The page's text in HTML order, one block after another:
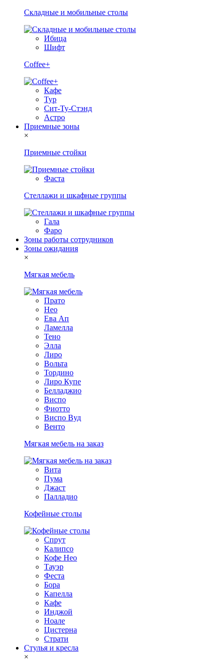
Складные и мобильные столы
Ибица
Шифт
Coffee+
Кафе
Тур
Сит-Ту-Стэнд
Астро
Приемные зоны
×
Приемные стойки
Фаста
Стеллажи и шкафные группы
Гала
Фаро
Зоны работы сотрудников
Зоны ожидания
×
Мягкая мебель
Прато
Нео
Ева Ап
Ламелла
Тено
Элла
Лиро
Вольта
Тордино
Лиро Купе
Белладжио
Виспо
Фиотто
Виспо Вуд
Венто
Мягкая мебель на заказ
Вита
Пума
Джаст
Палладио
Кофейные столы
Спрут
Калипсо
Кофе Нео
Тауэр
Феста
Бора
Капелла
Кафе
Инджой
Ноале
Цистерна
Страти
Стулья и кресла
×